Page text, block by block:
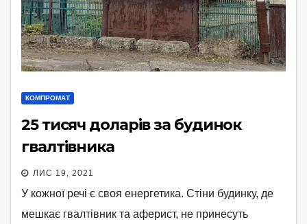
КОМПРОМАТ
25 тисяч доларів за будинок
гвалтівника
ЛИС 19, 2021
У кожної речі є своя енергетика. Стіни будинку, де
мешкає гвалтівник та аферист, не принесуть